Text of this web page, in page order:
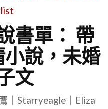
書單： 帶
說，未婚
文
｜Starryeagle｜Eliza